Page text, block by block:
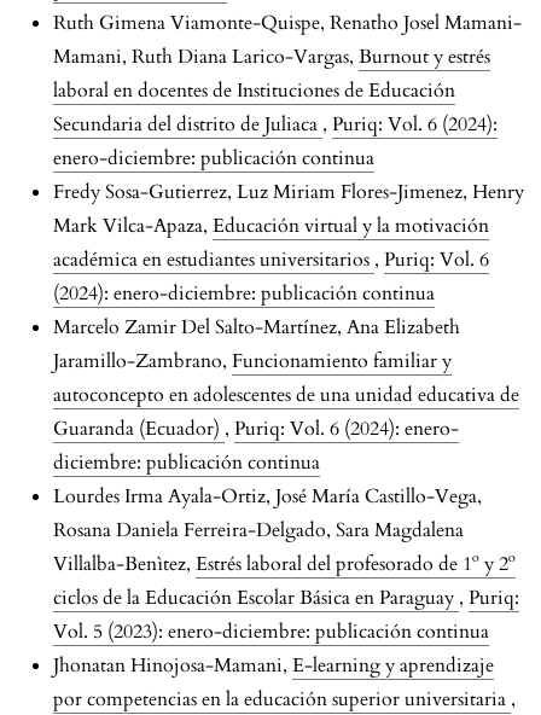
Ruth Gimena Viamonte-Quispe, Renatho Josel Mamani-
Mamani, Ruth Diana Larico-Vargas, Burnout y estrés
laboral en docentes de Instituciones de Educación
Secundaria del distrito de Juliaca , Puriq: Vol. 6 (2024):
enero-diciembre: publicación continua
Fredy Sosa-Gutierrez, Luz Miriam Flores-Jimenez, Henry
Mark Vilca-Apaza, Educación virtual y la motivación
académica en estudiantes universitarios , Puriq: Vol. 6
(2024): enero-diciembre: publicación continua
Marcelo Zamir Del Salto-Martínez, Ana Elizabeth
Jaramillo-Zambrano, Funcionamiento familiar y
autoconcepto en adolescentes de una unidad educativa de
Guaranda (Ecuador) , Puriq: Vol. 6 (2024): enero-
diciembre: publicación continua
Lourdes Irma Ayala-Ortiz, José María Castillo-Vega,
Rosana Daniela Ferreira-Delgado, Sara Magdalena
Villalba-Benìtez, Estrés laboral del profesorado de 1º y 2º
ciclos de la Educación Escolar Básica en Paraguay , Puriq:
Vol. 5 (2023): enero-diciembre: publicación continua
Jhonatan Hinojosa-Mamani, E-learning y aprendizaje
por competencias en la educación superior universitaria ,